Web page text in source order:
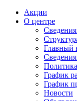
Акции
О центре
Главный
График
График
Новости